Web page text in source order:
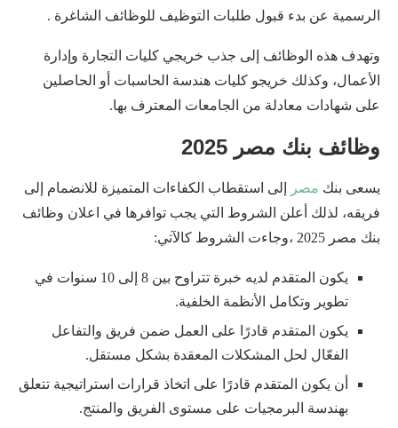
الرسمية عن بدء قبول طلبات التوظيف للوظائف الشاغرة .
وتهدف هذه الوظائف إلى جذب خريجي كليات التجارة وإدارة
الأعمال، وكذلك خريجو كليات هندسة الحاسبات أو الحاصلين
على شهادات معادلة من الجامعات المعترف بها.
وظائف بنك مصر 2025
يسعى بنك مصر
إلى استقطاب الكفاءات المتميزة للانضمام إلى
فريقه، لذلك أعلن الشروط التي يجب توافرها في اعلان وظائف
بنك مصر 2025 ،وجاءت الشروط كالآتي:
يكون المتقدم لديه خبرة تتراوح بين 8 إلى 10 سنوات في
تطوير وتكامل الأنظمة الخلفية.
يكون المتقدم قادرًا على العمل ضمن فريق والتفاعل
الفعّال لحل المشكلات المعقدة بشكل مستقل.
أن يكون المتقدم قادرًا على اتخاذ قرارات استراتيجية تتعلق
بهندسة البرمجيات على مستوى الفريق والمنتج.